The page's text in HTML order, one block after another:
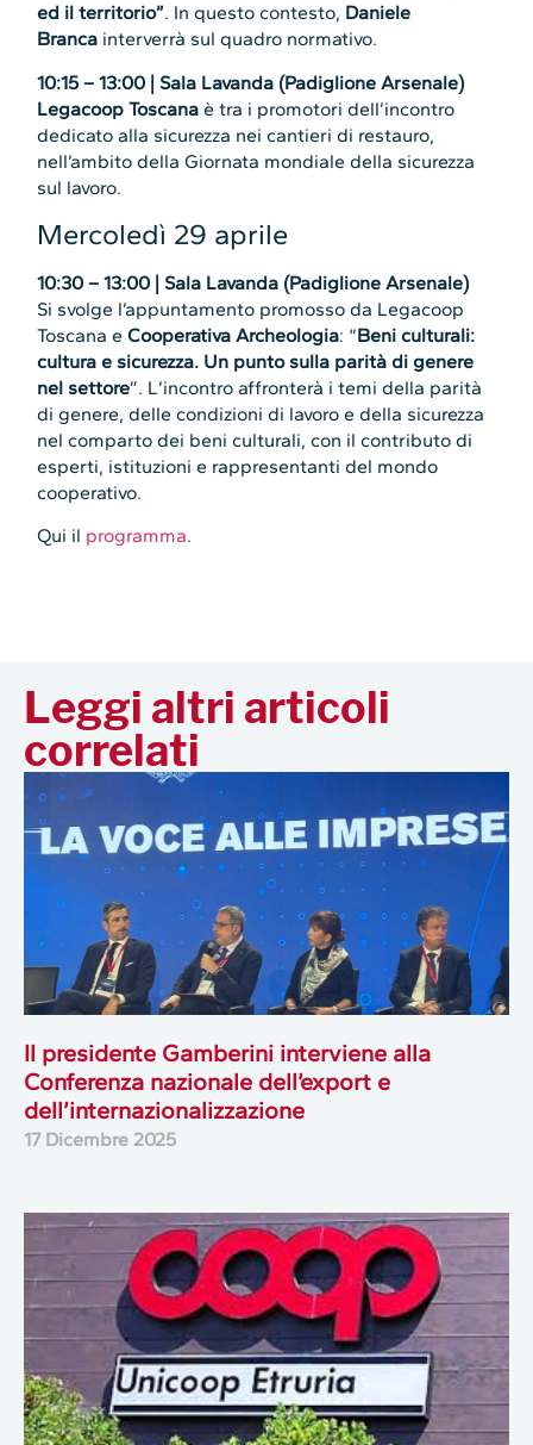
ed il territorio”. In questo contesto, Daniele
Branca interverrà sul quadro normativo.
10:15 – 13:00 | Sala Lavanda (Padiglione Arsenale)
Legacoop Toscana è tra i promotori dell’incontro
dedicato alla sicurezza nei cantieri di restauro,
nell’ambito della Giornata mondiale della sicurezza
sul lavoro.
Mercoledì 29 aprile
10:30 – 13:00 | Sala Lavanda (Padiglione Arsenale)
Si svolge l’appuntamento promosso da Legacoop
Toscana eCooperativa Archeologia: “Beni culturali:
cultura e sicurezza. Un punto sulla parità di genere
nel settore”. L’incontro affronterà i temi della parità
di genere, delle condizioni di lavoro e della sicurezza
nel comparto dei beni culturali, con il contributo di
esperti, istituzioni e rappresentanti del mondo
cooperativo.
Qui il programma.
Leggi altri articoli
correlati
Il presidente Gamberini interviene alla
Conferenza nazionale dell’export e
dell’internazionalizzazione
17 Dicembre 2025